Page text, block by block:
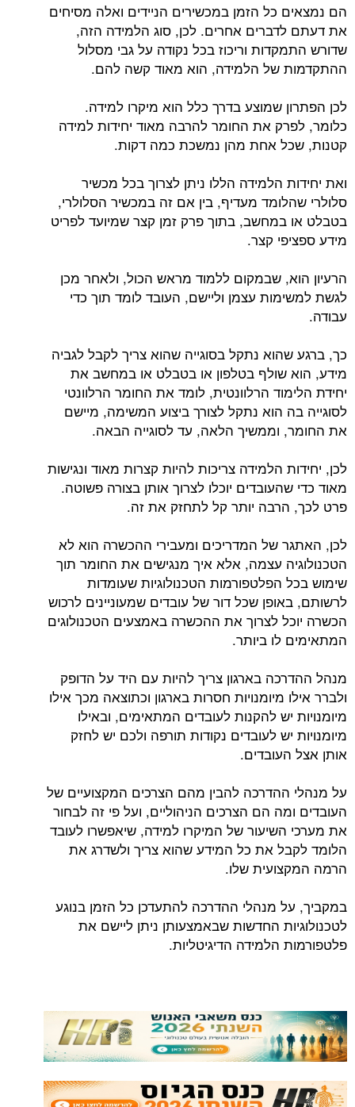
הם נמצאים כל הזמן במכשירים הניידים ואלה מסיחים
את דעתם לדברים אחרים. לכן, סוג הלמידה הזה,
שדורש התמקדות וריכוז בכל נקודה על גבי מסלול
ההתקדמות של הלמידה, הוא מאוד קשה להם.
לכן הפתרון שמוצע בדרך כלל הוא מיקרו למידה.
כלומר, לפרק את החומר להרבה מאוד יחידות למידה
קטנות, שכל אחת מהן נמשכת כמה דקות.
ואת יחידות הלמידה הללו ניתן לצרוך בכל מכשיר
סלולרי שהלומד מעדיף, בין אם זה במכשיר הסלולרי,
בטבלט או במחשב, בתוך פרק זמן קצר שמיועד לפריט
מידע ספציפי קצר.
הרעיון הוא, שבמקום ללמוד מראש הכול, ולאחר מכן
לגשת למשימות עצמן וליישם, העובד לומד תוך כדי
עבודה.
כך, ברגע שהוא נתקל בסוגייה שהוא צריך לקבל לגביה
מידע, הוא שולף בטלפון או בטבלט או במחשב את
יחידת הלימוד הרלוונטית, לומד את החומר הרלוונטי
לסוגייה בה הוא נתקל לצורך ביצוע המשימה, מיישם
את החומר, וממשיך הלאה, עד לסוגייה הבאה.
לכן, יחידות הלמידה צריכות להיות קצרות מאוד ונגישות
מאוד כדי שהעובדים יוכלו לצרוך אותן בצורה פשוטה.
פרט לכך, הרבה יותר קל לתחזק את זה.
לכן, האתגר של המדריכים ומעבירי ההכשרה הוא לא
הטכנולוגיה עצמה, אלא איך מנגישים את החומר תוך
שימוש בכל הפלטפורמות הטכנולוגיות שעומדות
לרשותם, באופן שכל דור של עובדים שמעוניינים לרכוש
הכשרה יוכל לצרוך את ההכשרה באמצעים הטכנולוגים
המתאימים לו ביותר.
מנהל ההדרכה בארגון צריך להיות עם היד על הדופק
ולברר אילו מיומנויות חסרות בארגון וכתוצאה מכך אילו
מיומנויות יש להקנות לעובדים המתאימים, ובאילו
מיומנויות יש לעובדים נקודות תורפה ולכם יש לחזק
אותן אצל העובדים.
על מנהלי ההדרכה להבין מהם הצרכים המקצועיים של
העובדים ומה הם הצרכים הניהוליים, ועל פי זה לבחור
את מערכי השיעור של המיקרו למידה, שיאפשרו לעובד
הלומד לקבל את כל המידע שהוא צריך ולשדרג את
הרמה המקצועית שלו.
במקביך, על מנהלי ההדרכה להתעדכן כל הזמן בנוגע
לטכנולוגיות החדשות שבאמצעותן ניתן ליישם את
פלטפורמות הלמידה הדיגיטליות.